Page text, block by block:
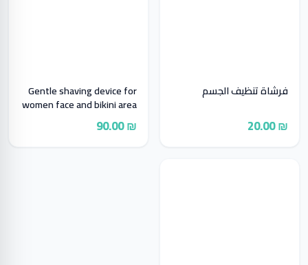
فرشاة تنظيف الجسم
₪ 20.00
Gentle shaving device for
women face and bikini area
₪ 90.00